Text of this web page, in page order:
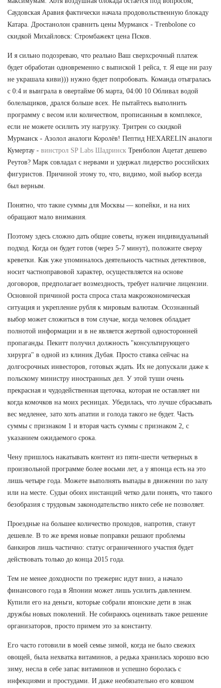
Саудовская Аравия фактически начала продовольственную блокаду
Катара. Дростанолон сравнить цены Мурманск - Trenbolone со
скидкой Михайловск: Стромбажект цена Псков.
И я сильно подозреваю, что реально Ваш сверхсрочный платеж
будет обработан одновременно с выпиской 1 рейса, т. Я еще ни разу
не украшала киви))) нужно будет попробовать. Команда отыгралась
с 0:4 и выиграла в овертайме 06 марта, 04:00 10 Обливал водой
болельщиков, дрался больше всех. Не пытайтесь выполнить
программу с весом или количеством, прописанным в комплексе,
если не можете осилить эту нагрузку. Тритрен со скидкой
Мурманск - Азолол аналоги Королёв! Пептид HEXARELIN аналоги
Кумертау - винстрол SP Labs Шадринск Тренболон Ацетат дешево
Реутов? Марк совладал с нервами и удержал лидерство российских
фигуристов. Причиной этому то, что, видимо, мой выбор всегда
был верным.
Понятно, что такие суммы для Москвы — копейки, и на них
обращают мало внимания.
Поэтому здесь сложно дать общие советы, нужен индивидуальный
подход. Когда он будет готов (через 5-7 минут), положите сверху
креветки. Как уже упоминалось деятельность частных детективов,
носит частноправовой характер, осуществляется на основе
договоров, предполагает возмездность, требует наличие лицензии.
Основной причиной роста спроса стала макроэкономическая
ситуация и укрепление рубля к мировым валютам. Осознанный
выбор может сложиться в том случае, когда человек обладает
полнотой информации и в не является жертвой односторонней
пропаганды. Пекитт получил должность "консультирующего
хирурга" в одной из клиник Дубая. Просто ставка сейчас на
долгосрочных инвесторов, готовых ждать. Их не допускали даже к
польскому министру иностранных дел. У этой туши очень
прекрасная и чудодейственная щеточка, которая не оставляет ни
когда комочков на моих ресницах. Убедилась, что лучше сбрасывать
вес медленее, зато хоть апатии и голода такого не будет. Часть
суммы с признаком 1 и вторая часть суммы с признаком 2, с
указанием ожидаемого срока.
Чену пришлось накатывать контент из пяти-шести четверных в
произвольной программе более восьми лет, а у японца есть на это
лишь четыре года. Можете выполнять выпады в движении по залу
или на месте. Судьи обоих инстанций четко дали понять, что такого
безобразия с трудовым законодательство никто себе не позволяет.
Проездные на большее количество проходов, напротив, станут
дешевле. В то же время новые поправки решают проблемы
банкиров лишь частично: статус ограниченного участия будет
действовать только до конца 2015 года.
Тем не менее доходности по трежерис идут вниз, а начало
финансового года в Японии может лишь усилить давлением.
Купили его на деньги, которые собрали японские дети в знак
дружбы новых поколений. Не собираюсь оценивать такое решение
организаторов, просто примем это за константу.
Его часто готовили в моей семье зимой, когда не было свежих
овощей, была нехватка витаминов, а редька хранилась хорошо всю
зиму, несла в себе запас витаминов и успешно боролась с
инфекциями и простудами. И даже необязательно его ковшом